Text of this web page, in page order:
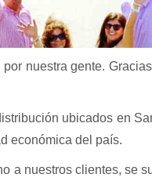
nuestra gente.
ubicados en
económica del país.
a nuestros clientes, se